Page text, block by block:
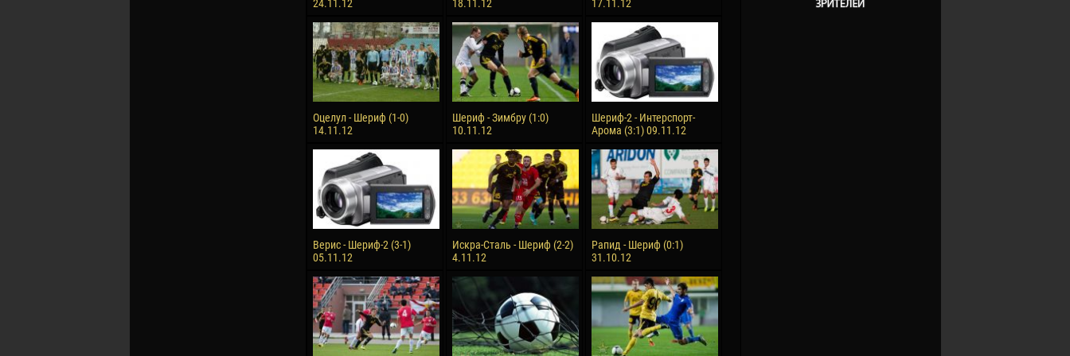
24.11.12
18.11.12
17.11.12
Оцелул - Шериф (1-0)
14.11.12
Шериф - Зимбру (1:0)
10.11.12
Шериф-2 - Интерспорт-
Арома (3:1) 09.11.12
Верис - Шериф-2 (3-1)
05.11.12
Искра-Сталь - Шериф (2-2)
4.11.12
Рапид - Шериф (0:1)
31.10.12